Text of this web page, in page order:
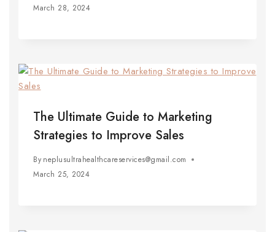
March 28, 2024
The Ultimate Guide to Marketing
Strategies to Improve Sales
By neplusultrahealthcareservices@gmail.com
March 25, 2024